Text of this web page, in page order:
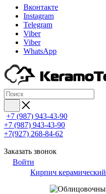
Вконтакте
Instagram
Telegram
Viber
Viber
WhatsApp
+7 (987) 943-43-90
+7 (987) 943-43-90
+7(927) 268-84-62
Заказать звонок
Войти
Кирпич керамический